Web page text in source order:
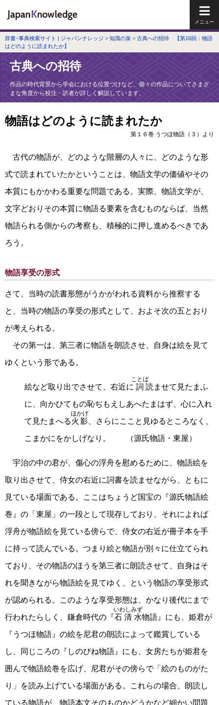
辞書･事典検索サイト | ジャパンナレッジ > 知識の泉 > 古典への招待 【第16回：物語
はどのように読まれたか】
古典への招待
作品の時代背景から学会における位置づけなど、個々の作品についてさまざ
まな角度から校注・訳者が詳しく解説しています。
物語はどのように読まれたか
第１６巻 うつほ物語（３）より
古代の物語が、どのような階層の人々に、どのような形
式で読まれていたかということは、物語文学の価値やその
本質にもかかわる重要な問題である。実際、物語文学が、
文字どおりその本質に物語る要素を含むものならば、当然
物語られる側からの考察も、積極的に押し進めるべきであ
ろう。
物語享受の形式
さて、当時の読書形態がうかがわれる資料から推察する
と、当時の物語の享受の形式として、およそ次の五とおり
が考えられる。
その第一は、第三者に物語を朗読させ、自身は絵を見て
ゆくという形である。
絵など取り出でさせて、右近に 詞
ことば
読ませて見たまふ
に、向かひてもの恥ぢもえしあへたまはず、心に入れ
て見たまへる火影
ほかげ
、さらにここと見ゆるところなく、
こまかにをかしげなり。 （源氏物語・東屋）
宇治の中の君が、傷心の浮舟を慰めるために、物語絵を
取り出させて、侍女の右近に詞書を読ませながら、ともに
見ている場面である。ここはちょうど国宝の『源氏物語絵
巻』の「東屋」の一段として現存しており、それによれば
浮舟が物語絵を見ている傍らで、侍女の右近が冊子本を手
に持って読んでいる。つまり絵と物語が別々に仕立てられ
ており、その物語のほうを第三者に朗読させて、自身はそ
れを聞きながら物語絵を見てゆく、という物語の享受形式
が認められる。このような享受形態は、かなり後代にまで
行われたらしく、鎌倉時代の『石清水
いわしみず
物語』にも、姫君が
『うつほ物語』の絵を尼君の朗読によって鑑賞している
し、同じころの『しのびね物語』にも、女房たちが姫君を
囲んで物語絵巻を広げ、尼君がその傍らで「絵のものがた
り」を読み上げている場面がある。これらの場合、朗読し
ている物語が、物語本文そのものかどうかなど細かい問題